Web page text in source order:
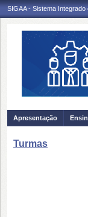
SIGAA - Sistema
Apresentação
Turmas